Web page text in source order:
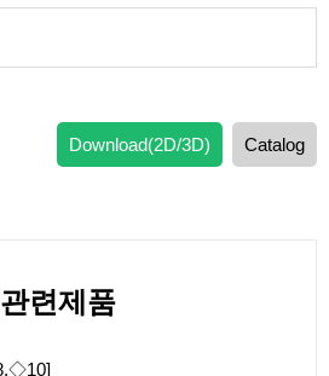
Download(2D/3D) Catalog
관련제품